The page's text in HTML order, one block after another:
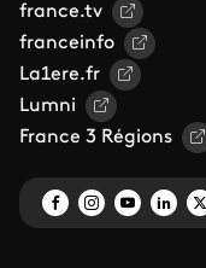
france.tv
franceinfo
La1ere.fr
Lumni
France 3 Régions